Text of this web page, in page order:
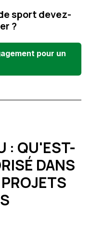
sport devez-
?
pour un
: QU'EST-
DANS